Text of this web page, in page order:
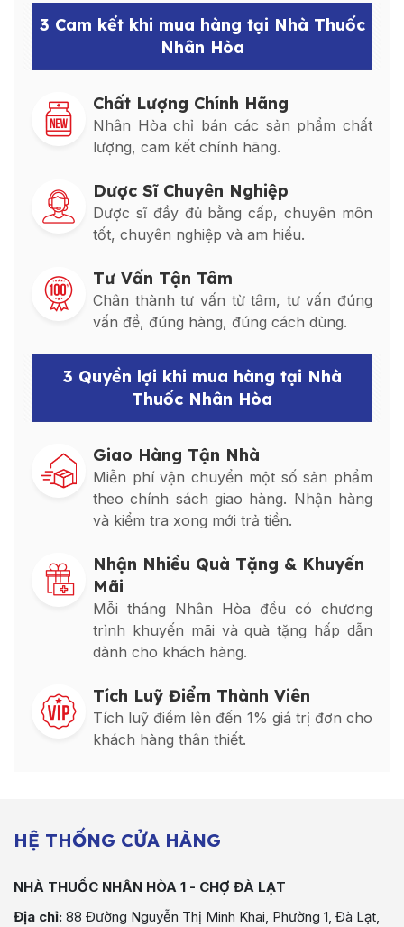
3 Cam kết khi mua hàng tại Nhà Thuốc
Nhân Hòa
Chất Lượng Chính Hãng
Nhân Hòa chỉ bán các sản phẩm chất
lượng, cam kết chính hãng.
Dược Sĩ Chuyên Nghiệp
Dược sĩ đầy đủ bằng cấp, chuyên môn
tốt, chuyên nghiệp và am hiểu.
Tư Vấn Tận Tâm
Chân thành tư vấn từ tâm, tư vấn đúng
vấn đề, đúng hàng, đúng cách dùng.
3 Quyền lợi khi mua hàng tại Nhà
Thuốc Nhân Hòa
Giao Hàng Tận Nhà
Miễn phí vận chuyển một số sản phẩm
theo chính sách giao hàng. Nhận hàng
và kiểm tra xong mới trả tiền.
Nhận Nhiều Quà Tặng & Khuyến
Mãi
Mỗi tháng Nhân Hòa đều có chương
trình khuyến mãi và quà tặng hấp dẫn
dành cho khách hàng.
Tích Luỹ Điểm Thành Viên
Tích luỹ điểm lên đến 1% giá trị đơn cho
khách hàng thân thiết.
HỆ THỐNG CỬA HÀNG
NHÀ THUỐC NHÂN HÒA 1 - CHỢ ĐÀ LẠT
Địa chỉ: 88 Đường Nguyễn Thị Minh Khai, Phường 1, Đà Lạt,